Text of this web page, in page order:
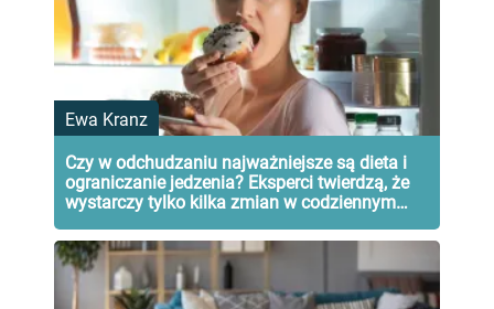
Ewa Kranz
Czy w odchudzaniu najważniejsze są dieta i
ograniczanie jedzenia? Eksperci twierdzą, że
wystarczy tylko kilka zmian w codziennym